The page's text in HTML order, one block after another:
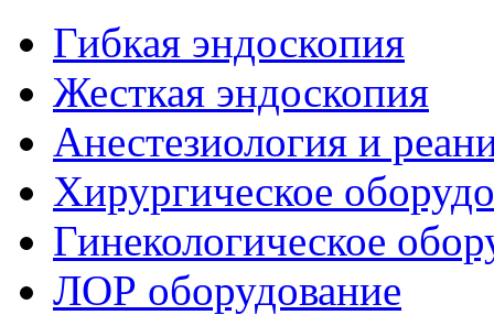
Гибкая эндоскопия
Жесткая эндоскопия
Анестезиология и
Хирургическое
Гинекологическое
ЛОР оборудование